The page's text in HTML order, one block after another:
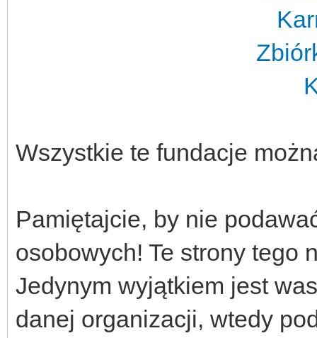
Wszystkie te fundacje
Pamiętajcie, by nie
osobowych! Te strony tego
Jedynym wyjątkiem jest
danej organizacji, wtedy